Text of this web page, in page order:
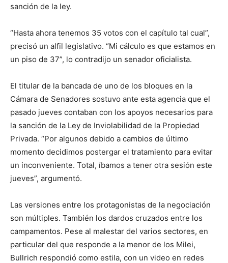
sanción de la ley.
“Hasta ahora tenemos 35 votos con el capítulo tal cual”,
precisó un alfil legislativo. “Mi cálculo es que estamos en
un piso de 37”, lo contradijo un senador oficialista.
El titular de la bancada de uno de los bloques en la
Cámara de Senadores sostuvo ante esta agencia que el
pasado jueves contaban con los apoyos necesarios para
la sanción de la Ley de Inviolabilidad de la Propiedad
Privada. “Por algunos debido a cambios de último
momento decidimos postergar el tratamiento para evitar
un inconveniente. Total, íbamos a tener otra sesión este
jueves”, argumentó.
Las versiones entre los protagonistas de la negociación
son múltiples. También los dardos cruzados entre los
campamentos. Pese al malestar del varios sectores, en
particular del que responde a la menor de los Milei,
Bullrich respondió como estila, con un video en redes